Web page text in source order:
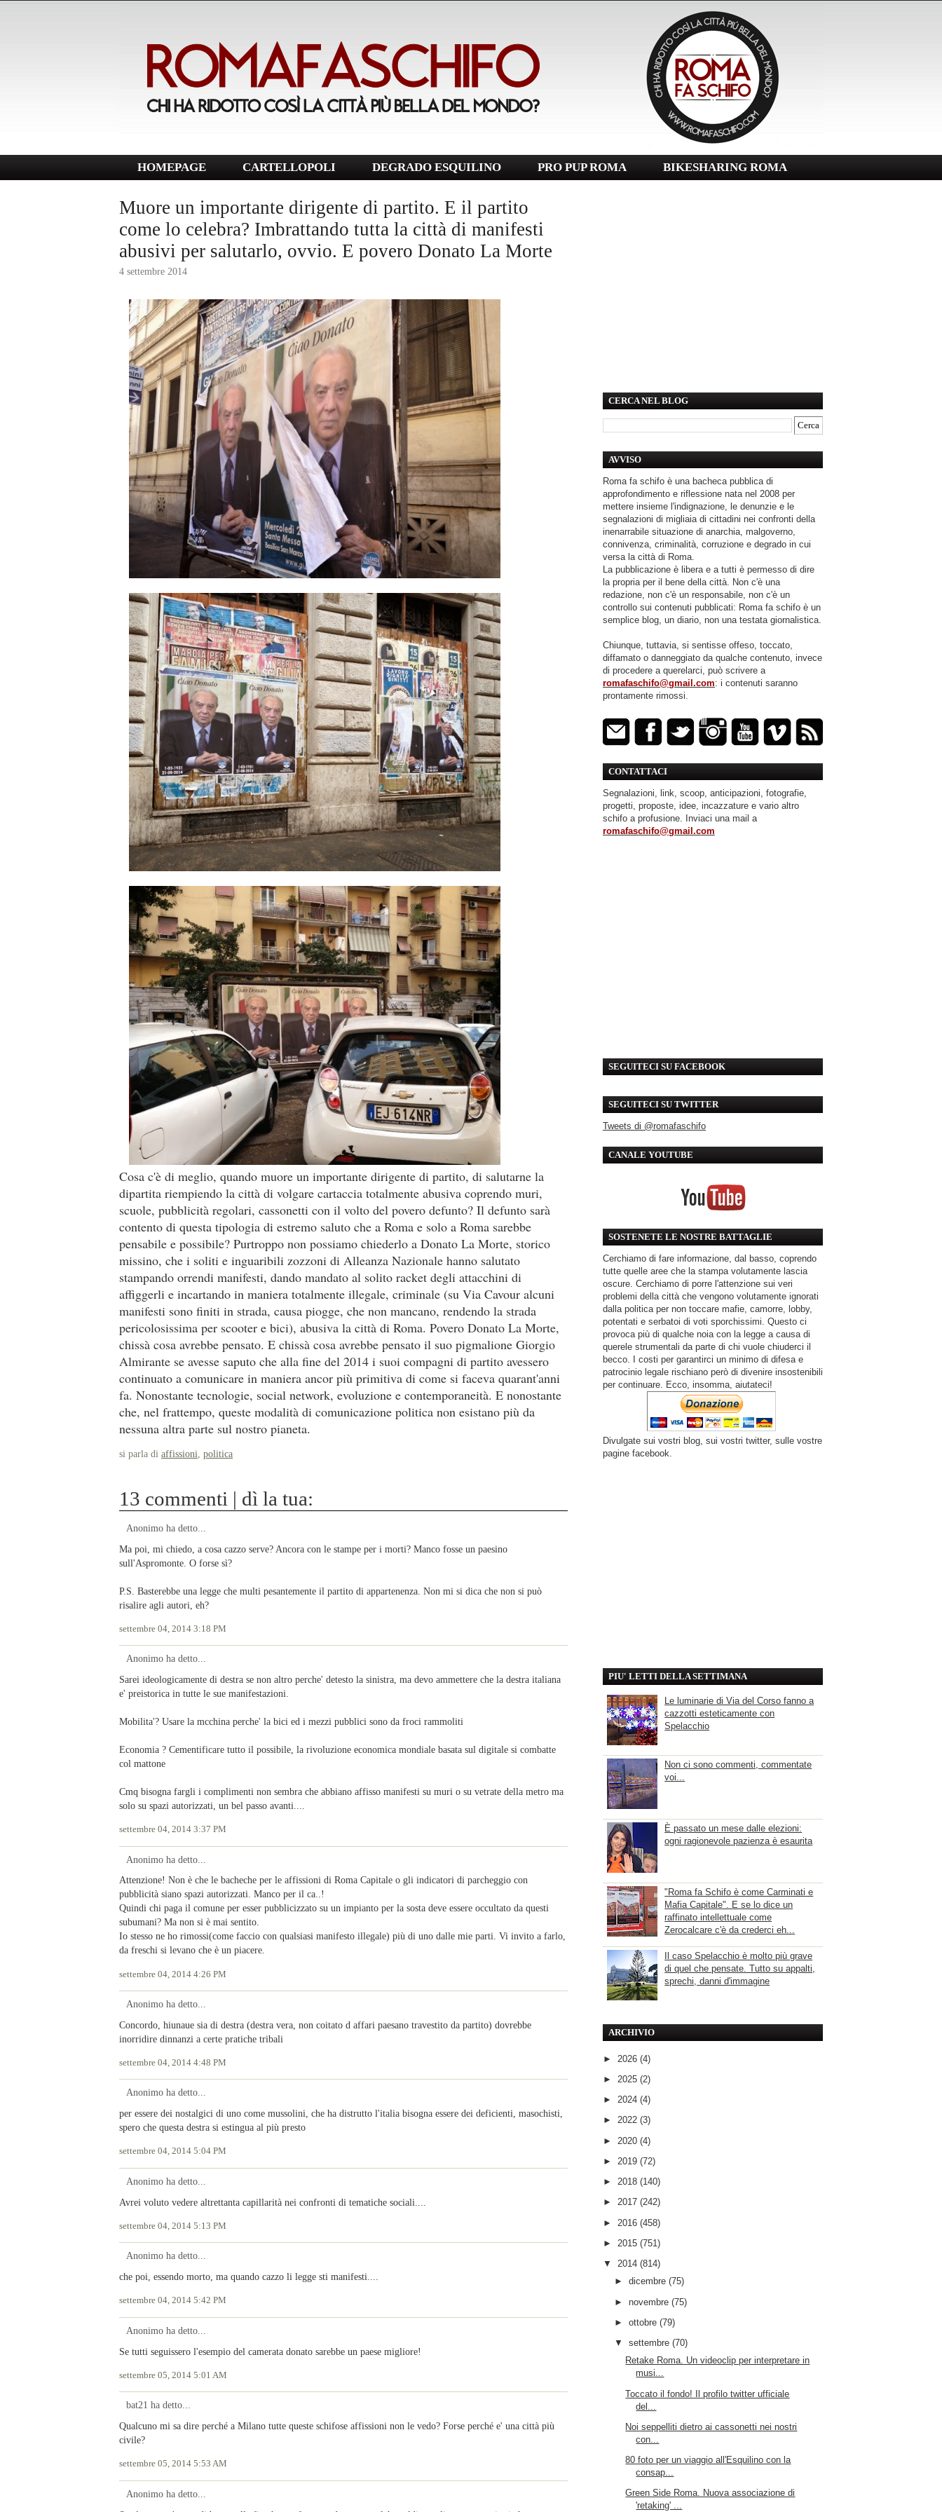
HOMEPAGE CARTELLOPOLI DEGRADO ESQUILINO PRO PUP ROMA BIKESHARING ROMA
Muore un importante dirigente di partito. E il partito
come lo celebra? Imbrattando tutta la città di manifesti
abusivi per salutarlo, ovvio. E povero Donato La Morte
4 settembre 2014
Cosa c'è di meglio, quando muore un importante dirigente di partito, di salutarne la
dipartita riempiendo la città di volgare cartaccia totalmente abusiva coprendo muri,
scuole, pubblicità regolari, cassonetti con il volto del povero defunto? Il defunto sarà
contento di questa tipologia di estremo saluto che a Roma e solo a Roma sarebbe
pensabile e possibile? Purtroppo non possiamo chiederlo a Donato La Morte, storico
missino, che i soliti e inguaribili zozzoni di Alleanza Nazionale hanno salutato
stampando orrendi manifesti, dando mandato al solito racket degli attacchini di
affiggerli e incartando in maniera totalmente illegale, criminale (su Via Cavour alcuni
manifesti sono finiti in strada, causa piogge, che non mancano, rendendo la strada
pericolosissima per scooter e bici), abusiva la città di Roma. Povero Donato La Morte,
chissà cosa avrebbe pensato. E chissà cosa avrebbe pensato il suo pigmalione Giorgio
Almirante se avesse saputo che alla fine del 2014 i suoi compagni di partito avessero
continuato a comunicare in maniera ancor più primitiva di come si faceva quarant'anni
fa. Nonostante tecnologie, social network, evoluzione e contemporaneità. E nonostante
che, nel frattempo, queste modalità di comunicazione politica non esistano più da
nessuna altra parte sul nostro pianeta.
si parla di affissioni politica
13 commenti | dì la tua:
Anonimo ha detto...
Ma poi, mi chiedo, a cosa cazzo serve? Ancora con le stampe per i morti? Manco fosse un paesino
sull'Aspromonte. O forse sì?
P.S. Basterebbe una legge che multi pesantemente il partito di appartenenza. Non mi si dica che non si può
risalire agli autori, eh?
settembre 04, 2014 3:18 PM
Anonimo ha detto...
Sarei ideologicamente di destra se non altro perche' detesto la sinistra, ma devo ammettere che la destra italiana
e' preistorica in tutte le sue manifestazioni.
Mobilita'? Usare la mcchina perche' la bici ed i mezzi pubblici sono da froci rammoliti
Economia ? Cementificare tutto il possibile, la rivoluzione economica mondiale basata sul digitale si combatte
col mattone
Cmq bisogna fargli i complimenti non sembra che abbiano affisso manifesti su muri o su vetrate della metro ma
solo su spazi autorizzati, un bel passo avanti....
settembre 04, 2014 3:37 PM
Anonimo ha detto...
Attenzione! Non è che le bacheche per le affissioni di Roma Capitale o gli indicatori di parcheggio con
pubblicità siano spazi autorizzati. Manco per il ca..!
Quindi chi paga il comune per esser pubblicizzato su un impianto per la sosta deve essere occultato da questi
subumani? Ma non si è mai sentito.
Io stesso ne ho rimossi(come faccio con qualsiasi manifesto illegale) più di uno dalle mie parti. Vi invito a farlo,
da freschi si levano che è un piacere.
settembre 04, 2014 4:26 PM
Anonimo ha detto...
Concordo, hiunaue sia di destra (destra vera, non coitato d affari paesano travestito da partito) dovrebbe
inorridire dinnanzi a certe pratiche tribali
settembre 04, 2014 4:48 PM
Anonimo ha detto...
per essere dei nostalgici di uno come mussolini, che ha distrutto l'italia bisogna essere dei deficienti, masochisti,
spero che questa destra si estingua al più presto
settembre 04, 2014 5:04 PM
Anonimo ha detto...
Avrei voluto vedere altrettanta capillarità nei confronti di tematiche sociali....
settembre 04, 2014 5:13 PM
Anonimo ha detto...
che poi, essendo morto, ma quando cazzo li legge sti manifesti....
settembre 04, 2014 5:42 PM
Anonimo ha detto...
Se tutti seguissero l'esempio del camerata donato sarebbe un paese migliore!
settembre 05, 2014 5:01 AM
bat21 ha detto...
Qualcuno mi sa dire perché a Milano tutte queste schifose affissioni non le vedo? Forse perché e' una città più
civile?
settembre 05, 2014 5:53 AM
Anonimo ha detto...
CERCA NEL BLOG
AVVISO
Roma fa schifo è una bacheca pubblica di
approfondimento e riflessione nata nel 2008 per
mettere insieme l'indignazione, le denunzie e le
segnalazioni di migliaia di cittadini nei confronti della
inenarrabile situazione di anarchia, malgoverno,
connivenza, criminalità, corruzione e degrado in cui
versa la città di Roma.
La pubblicazione è libera e a tutti è permesso di dire
la propria per il bene della città. Non c'è una
redazione, non c'è un responsabile, non c'è un
controllo sui contenuti pubblicati: Roma fa schifo è un
semplice blog, un diario, non una testata giornalistica.
Chiunque, tuttavia, si sentisse offeso, toccato,
diffamato o danneggiato da qualche contenuto, invece
di procedere a querelarci, può scrivere a
romafaschifo@gmail.com: i contenuti saranno
prontamente rimossi.
CONTATTACI
Segnalazioni, link, scoop, anticipazioni, fotografie,
progetti, proposte, idee, incazzature e vario altro
schifo a profusione. Inviaci una mail a
romafaschifo@gmail.com
SEGUITECI SU FACEBOOK
SEGUITECI SU TWITTER
Tweets di @romafaschifo
CANALE YOUTUBE
SOSTENETE LE NOSTRE BATTAGLIE
Cerchiamo di fare informazione, dal basso, coprendo
tutte quelle aree che la stampa volutamente lascia
oscure. Cerchiamo di porre l'attenzione sui veri
problemi della città che vengono volutamente ignorati
dalla politica per non toccare mafie, camorre, lobby,
potentati e serbatoi di voti sporchissimi. Questo ci
provoca più di qualche noia con la legge a causa di
querele strumentali da parte di chi vuole chiuderci il
becco. I costi per garantirci un minimo di difesa e
patrocinio legale rischiano però di divenire insostenibili
per continuare. Ecco, insomma, aiutateci!
Divulgate sui vostri blog, sui vostri twitter, sulle vostre
pagine facebook.
PIU' LETTI DELLA SETTIMANA
Le luminarie di Via del Corso fanno a
cazzotti esteticamente con
Spelacchio
Non ci sono commenti, commentate
voi...
È passato un mese dalle elezioni:
ogni ragionevole pazienza è esaurita
"Roma fa Schifo è come Carminati e
Mafia Capitale". E se lo dice un
raffinato intellettuale come
Zerocalcare c'è da crederci eh...
Il caso Spelacchio è molto più grave
di quel che pensate. Tutto su appalti,
sprechi, danni d'immagine
ARCHIVIO
► 2026 (4)
► 2025 (2)
► 2024 (4)
► 2022 (3)
► 2020 (4)
► 2019 (72)
► 2018 (140)
► 2017 (242)
► 2016 (458)
► 2015 (751)
▼ 2014 (814)
► dicembre (75)
► novembre (75)
► ottobre (79)
▼ settembre (70)
Retake Roma. Un videoclip per interpretare in
musi...
Toccato il fondo! Il profilo twitter ufficiale
del...
Noi seppelliti dietro ai cassonetti nei nostri
con...
80 foto per un viaggio all'Esquilino con la
consap...
Green Side Roma. Nuova associazione di
'retaking' ...